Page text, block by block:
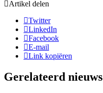
Artikel delen
Twitter
LinkedIn
Facebook
E-mail
Link kopiëren
Gerelateerd nieuws